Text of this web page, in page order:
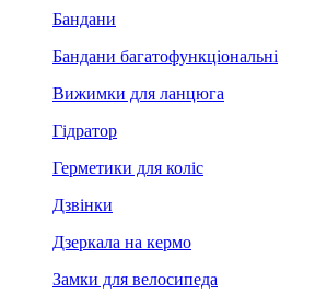
Бандани
Бандани багатофункціональні
Вижимки для ланцюга
Гідратор
Герметики для коліс
Дзвінки
Дзеркала на кермо
Замки для велосипеда